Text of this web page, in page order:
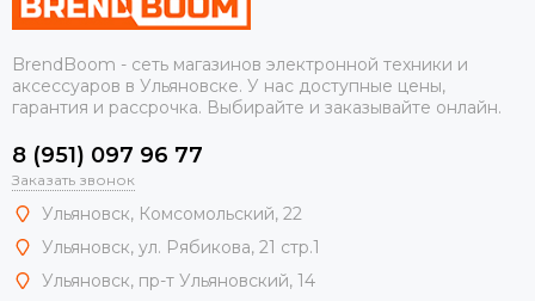
BrendBoom - сеть магазинов электронной техники и
аксессуаров в Ульяновске. У нас доступные цены,
гарантия и рассрочка. Выбирайте и заказывайте онлайн.
8 (951) 097 96 77
Заказать звонок
Ульяновск, Комсомольский, 22
Ульяновск, ул. Рябикова, 21 стр.1
Ульяновск, пр-т Ульяновский, 14